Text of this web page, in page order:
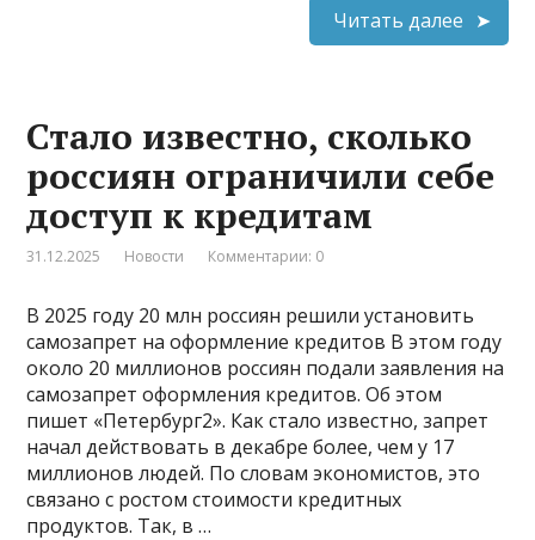
Читать далее
Стало известно, сколько
россиян ограничили себе
доступ к кредитам
31.12.2025 Новости Комментарии: 0
В 2025 году 20 млн россиян решили установить
самозапрет на оформление кредитов В этом году
около 20 миллионов россиян подали заявления на
самозапрет оформления кредитов. Об этом
пишет «Петербург2». Как стало известно, запрет
начал действовать в декабре более, чем у 17
миллионов людей. По словам экономистов, это
связано с ростом стоимости кредитных
продуктов. Так, в …